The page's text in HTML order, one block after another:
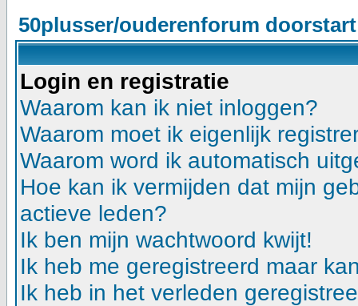
50plusser/ouderenforum
Login en registratie
Waarom kan ik niet inloggen?
Waarom moet ik eigenlijk
Waarom word ik automatisch
Hoe kan ik vermijden dat mijn
actieve leden?
Ik ben mijn wachtwoord kwijt!
Ik heb me geregistreerd maar
Ik heb in het verleden